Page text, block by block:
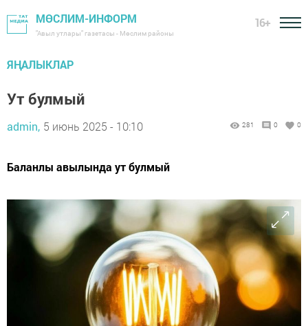
МӨСЛИМ-ИНФОРМ
"Авыл утлары" газетасы - Мөслим районы
16+
ЯҢАЛЫКЛАР
Ут булмый
admin, 5 июнь 2025 - 10:10 281 0 0
Баланлы авылында ут булмый